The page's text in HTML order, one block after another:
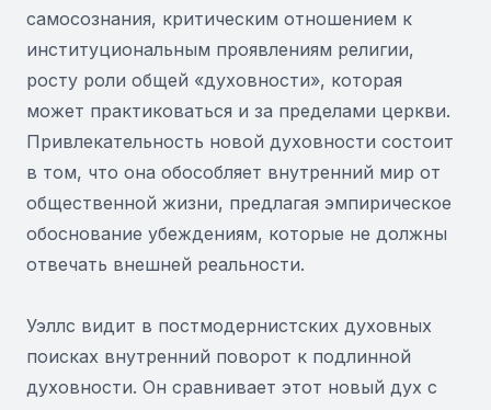
самосознания, критическим отношением к
институциональным проявлениям религии,
росту роли общей «духовности», которая
может практиковаться и за пределами церкви.
Привлекательность новой духовности состоит
в том, что она обособляет внутренний мир от
общественной жизни, предлагая эмпирическое
обоснование убеждениям, которые не должны
отвечать внешней реальности.
Уэллс видит в постмодернистских духовных
поисках внутренний поворот к подлинной
духовности. Он сравнивает этот новый дух с